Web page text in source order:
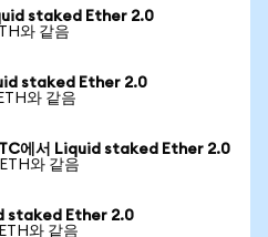
staked Ether 2.0
와 같음
staked Ether 2.0
와 같음
에서 Liquid staked Ether 2.0
와 같음
staked Ether 2.0
와 같음